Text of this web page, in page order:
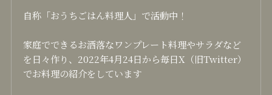
自称「おうちごはん料理人」で活動中！
家庭でできるお洒落なワンプレート料理やサラダなど
を日々作り、2022年4月24日から毎日X（旧Twitter）
でお料理の紹介をしています